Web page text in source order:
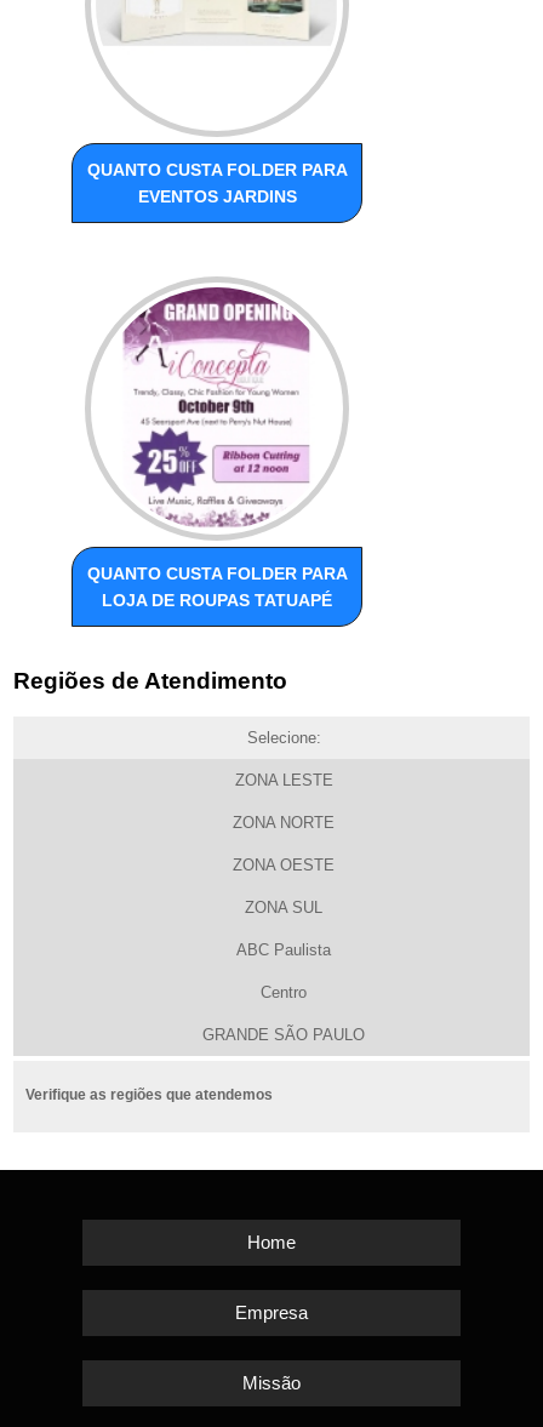
QUANTO CUSTA FOLDER PARA
EVENTOS JARDINS
QUANTO CUSTA FOLDER PARA
LOJA DE ROUPAS TATUAPÉ
Regiões de Atendimento
Selecione:
ZONA LESTE
ZONA NORTE
ZONA OESTE
ZONA SUL
ABC Paulista
Centro
GRANDE SÃO PAULO
Verifique as regiões que atendemos
Home
Empresa
Missão